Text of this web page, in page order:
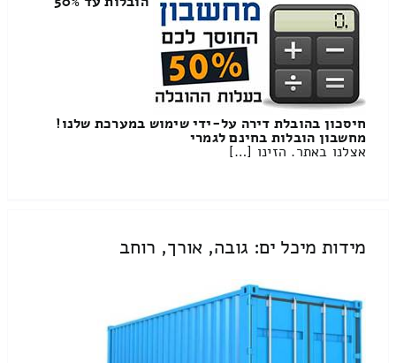
חיסכון בהובלת דירה על-ידי שימוש במערכת שלנו!
מחשבון הובלות בחינם לגמרי
אצלנו באתר. הזינו […]
מידות מיכל ים: גובה, אורך, רוחב